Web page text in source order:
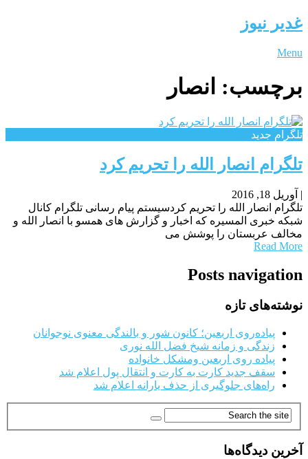
غدیر نیوز
Menu
برچسب: انصار
تلگرام جدید
تلگرام انصار الله را تحریم کرد
| آوریل 18, 2016
تلگرام انصار الله را تحریم کردسیستم پیام رسانی تلگرام کانال
شبکه خبری المسیره که اخبار و گزارش های همسو با انصار الله و
مخالف عربستان را پوشش می
Read More
Posts navigation
نوشته‌های تازه
پیاده‌روی اربعین؛ کانون شور و بالندگی معنوی نوجوانان
زندگی و زمانه شیخ فضل الله نوری
پیاده روی اربعین ومشکل خانواده
سقف جدید کارت به کارت و انتقال پول اعلام شد
راه‌های جلوگیری از حذف یارانه اعلام شد
آخرین دیدگاه‌ها